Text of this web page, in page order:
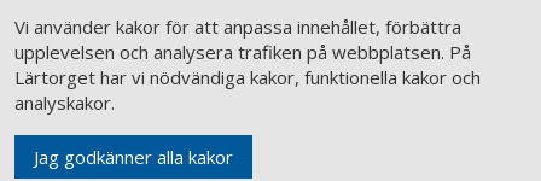
Vi använder kakor för att anpassa innehållet, förbättra
upplevelsen och analysera trafiken på webbplatsen. På
Lärtorget har vi nödvändiga kakor, funktionella kakor och
analyskakor.
Jag godkänner alla kakor